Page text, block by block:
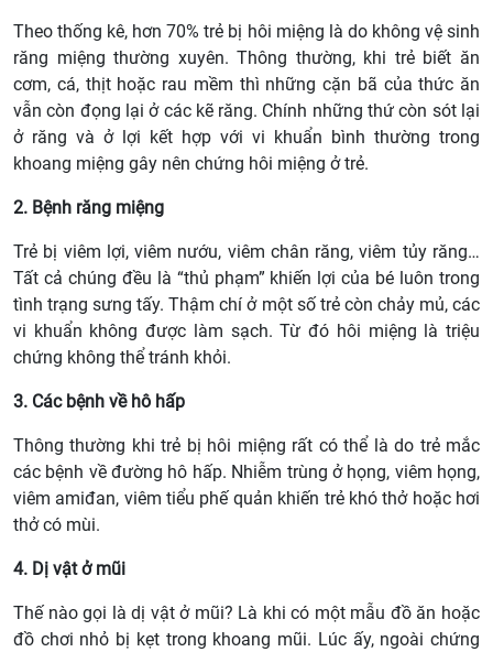
Theo thống kê, hơn 70% trẻ bị hôi miệng là do không vệ sinh
răng miệng thường xuyên. Thông thường, khi trẻ biết ăn
cơm, cá, thịt hoặc rau mềm thì những cặn bã của thức ăn
vẫn còn đọng lại ở các kẽ răng. Chính những thứ còn sót lại
ở răng và ở lợi kết hợp với vi khuẩn bình thường trong
khoang miệng gây nên chứng hôi miệng ở trẻ.
2. Bệnh răng miệng
Trẻ bị viêm lợi, viêm nướu, viêm chân răng, viêm tủy răng…
Tất cả chúng đều là “thủ phạm” khiến lợi của bé luôn trong
tình trạng sưng tấy. Thậm chí ở một số trẻ còn chảy mủ, các
vi khuẩn không được làm sạch. Từ đó hôi miệng là triệu
chứng không thể tránh khỏi.
3. Các bệnh về hô hấp
Thông thường khi trẻ bị hôi miệng rất có thể là do trẻ mắc
các bệnh về đường hô hấp. Nhiễm trùng ở họng, viêm họng,
viêm amiđan, viêm tiểu phế quản khiến trẻ khó thở hoặc hơi
thở có mùi.
4. Dị vật ở mũi
Thế nào gọi là dị vật ở mũi? Là khi có một mẫu đồ ăn hoặc
đồ chơi nhỏ bị kẹt trong khoang mũi. Lúc ấy, ngoài chứng